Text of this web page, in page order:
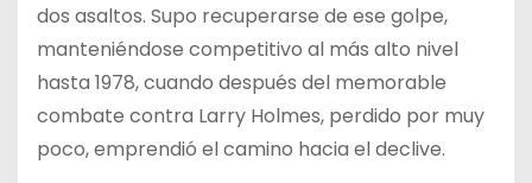
dos asaltos. Supo recuperarse de ese golpe,
manteniéndose competitivo al más alto nivel
hasta 1978, cuando después del memorable
combate contra Larry Holmes, perdido por muy
poco, emprendió el camino hacia el declive.